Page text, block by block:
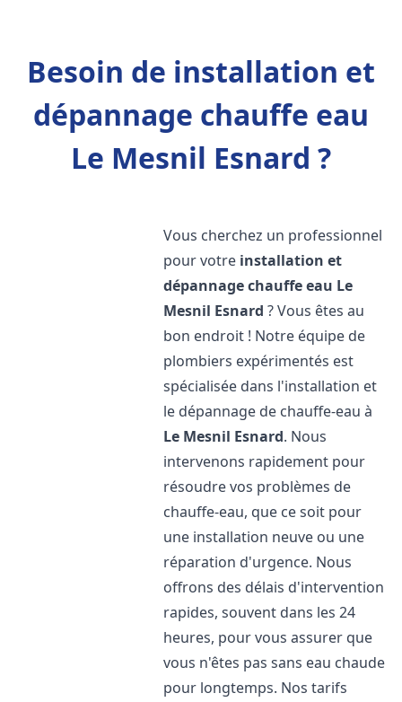
Besoin de installation et
dépannage chauffe eau
Le Mesnil Esnard ?
Vous cherchez un professionnel
pour votre installation et
dépannage chauffe eau Le
Mesnil Esnard ? Vous êtes au
bon endroit ! Notre équipe de
plombiers expérimentés est
spécialisée dans l'installation et
le dépannage de chauffe-eau à
Le Mesnil Esnard. Nous
intervenons rapidement pour
résoudre vos problèmes de
chauffe-eau, que ce soit pour
une installation neuve ou une
réparation d'urgence. Nous
offrons des délais d'intervention
rapides, souvent dans les 24
heures, pour vous assurer que
vous n'êtes pas sans eau chaude
pour longtemps. Nos tarifs